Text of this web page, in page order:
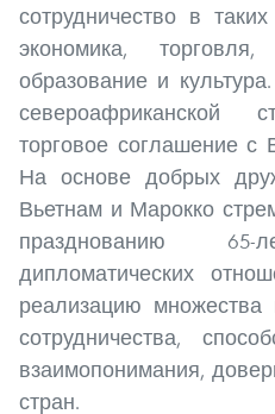
сотрудничество в
экономика,
образование и
североафриканской
торговое соглашение с
На основе добрых
Вьетнам и Марокко
празднованию 65-
дипломатических
реализацию множества
сотрудничества,
взаимопонимания,
стран.